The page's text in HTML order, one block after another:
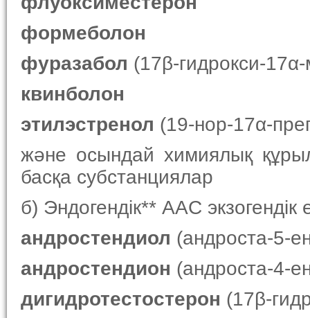
формеболон
фуразабол (17β-гидрокси-
квинболон
этилэстренол (19-нор-17α-
және осындай химиялық
басқа субстанциялар
б) Эндогендік** AAС экзогендік
андростендиол (андроста-5-
андростендион (андроста-4-
дигидротестостерон (17β-